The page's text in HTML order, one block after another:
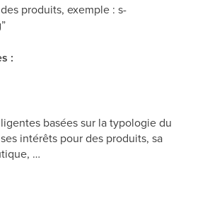
produits, exemple : s-
:
basées sur la typologie du
intérêts pour des produits, sa
…